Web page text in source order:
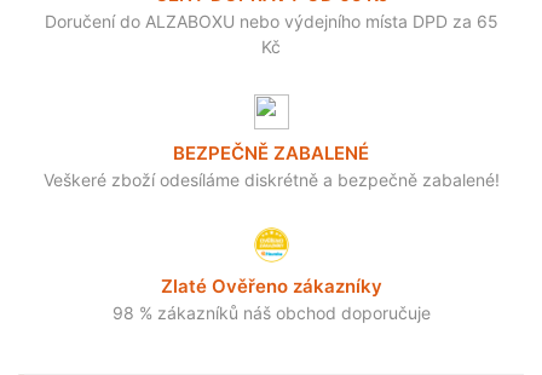
Doručení do ALZABOXU nebo výdejního místa DPD za 65
Kč
BEZPEČNĚ ZABALENÉ
Veškeré zboží odesíláme diskrétně a bezpečně zabalené!
Zlaté Ověřeno zákazníky
98 % zákazníků náš obchod doporučuje